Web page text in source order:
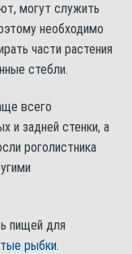
могут служить
необходимо
части растения
стебли.
всего
и задней стенки, а
роголистника
пищей для
рыбки.